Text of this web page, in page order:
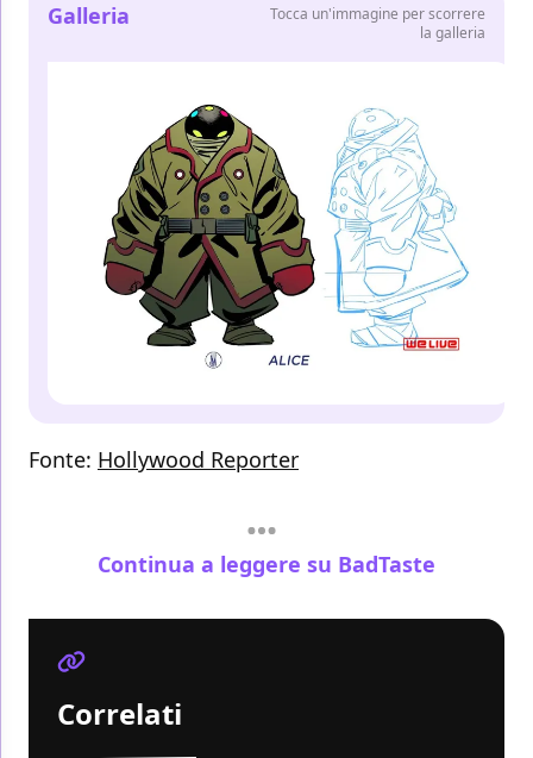
Galleria
Tocca un'immagine per scorrere
la galleria
Fonte: Hollywood Reporter
Continua a leggere su BadTaste
Correlati